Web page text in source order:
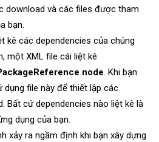
download và các files được tham
bạn.
kê các dependencies của chúng
một XML file cái liệt kê
node. Khi bạn
dụng file này để thiết lập các
Bất cứ dependencies nào liệt kê là
dụng của bạn.
xảy ra ngầm định khi bạn xây dựng